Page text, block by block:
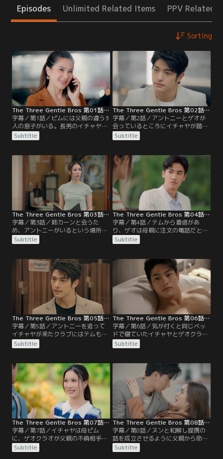
Episodes Unlimited Related Items PPV Related
Sorting
The Three Gentle Bros 第01話／字幕
字幕／第1話／ピムには父親の違う3
人の息子がいる。長男のイチャヤ、
次男のテム、三男のアチラだ。息子
たちと一緒に暮らすための作戦は失
り、結局一緒に暮らせることに。イ
チャヤの継母チャットは夫アントニ
ーの不倫の証拠をつかみ、イチャヤ
とともに不倫現場に踏み込む。
Subtitle
The Three Gentle Bros 第02話／字幕
字幕／第2話／アントニーとゲオが
会っているところにイチャヤが踏み
込むも、2人はそろって不倫を否
定。さらにピムが来たことで話は終
ヤは彼女が本当に父親の不倫相手か
と疑問を持ち始める。そして、イチ
ャヤは夜にゲオの店へ注文し、料理
を運んできたゲオと再会。ゲオの車
のタイヤがパンクしていることに気
づき、タイヤを交換することに。
Subtitle
The Three Gentle Bros 第03話／字幕
字幕／第3話／姉カーンと会うた
め、アントニーがいるという場所に
来たゲオ。が、カーンが来られなく
なったうえに、イチャヤやピム、さ
してしまう。それぞれが別れた後、
ゲオはイチャヤに不倫の件の真実を
話そうとするが、そこへ現れたニチ
ャパーに尋ねられて自分が不倫した
と認めてしまう。
Subtitle
The Three Gentle Bros 第04話／字幕
字幕／第4話／テムから着信があ
り、ゲオは母親に注文の電話だと配
達を装って会いに行く。一方、アチ
ラはスケボーをする場所で嫌がらせ
ドを頼み、一緒に公園へ。すると、
ゲオとテムが一緒にいるところを目
撃する。が、4人の鉢合わせはピム
が仕組んだことだった。
Subtitle
The Three Gentle Bros 第05話／字幕
字幕／第5話／アントニーを追って
イチャヤが来たクラブにはテムも来
ており、トイレで鉢合わせること
に。ゲオが父親の不倫相手ではない
度はテムと交際しているのではと疑
念を抱き、さらにはテムが女性と車
でクラブを去るところを目撃する。
チャットはイチャヤを町の外へ連れ
出し、ニチャパーの仲を深めさせる
計画を実行する。
Subtitle
The Three Gentle Bros 第06話／字幕
字幕／第6話／気が付くと同じベッ
ドで寝ていたイチャヤとゲオクラオ
であったが、そんな状況に至った背
景には、チャットとニチャパーによ
の部屋にイチャヤが来ることはな
く、チャットらは頭を悩ませる。そ
の2人の前に勝ち誇った様子でピム
が現れ、さらにイチャヤは2人に同
行せずバンコクへ戻ると言う。
Subtitle
The Three Gentle Bros 第07話／字幕
字幕／第7話／イチャヤは母ピム
に、ゲオクラオが父親の不倫相手で
はないことを教え、彼女のことが好
きだと打ち明ける。さらに、ピムへ
Subtitle
The Three Gentle Bros 第08話／字幕
字幕／第8話／ヌンと和解し提携の
話を成立させるように父親から命じ
られたテムは、彼女とクリットをモ
ール内のレストランに招待する。交
Subtitle